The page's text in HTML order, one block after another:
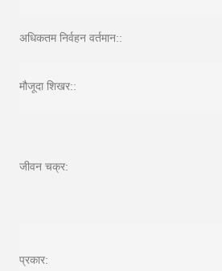
अधिकतम निर्वहन वर्तमान::
मौजूदा शिखर::
जीवन चक्र:
प्रकार: